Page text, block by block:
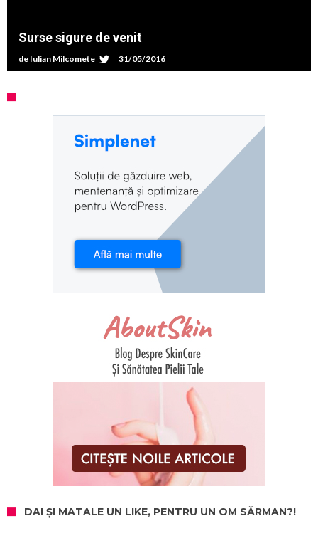
Surse sigure de venit
de Iulian Milcomete 31/05/2016
DAI ȘI MATALE UN LIKE, PENTRU UN OM SĂRMAN?!